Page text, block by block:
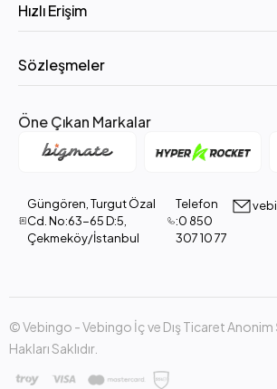
Hızlı Erişim
Sözleşmeler
Öne Çıkan Markalar
Güngören, Turgut Özal
Cd. No:63-65 D:5,
Çekmeköy/İstanbul
Telefon
:0 850
307 10 77
© Vebingo - Vebingo İç ve Dış Ticaret
Hakları Saklıdır.